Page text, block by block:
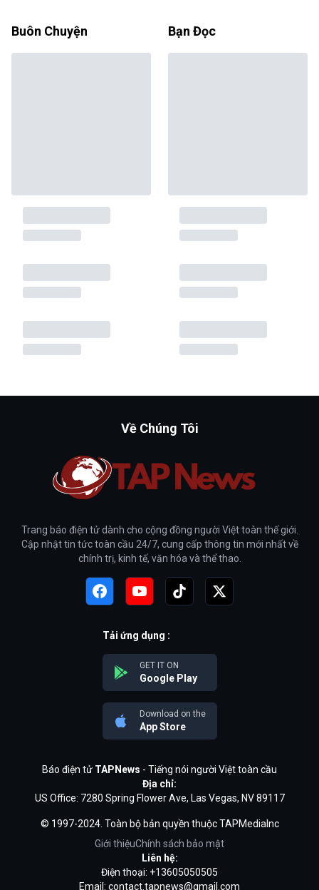
Buôn Chuyện Bạn Đọc
Về Chúng Tôi
Trang báo điện tử dành cho cộng đồng người Việt toàn thế giới.
Cập nhật tin tức toàn cầu 24/7, cung cấp thông tin mới nhất về
chính trị, kinh tế, văn hóa và thể thao.
Tải ứng dụng :
GET IT ON
Google Play
Download on the
App Store
Báo điện tử TAPNews - Tiếng nói người Việt toàn cầu
Địa chỉ:
US Office: 7280 Spring Flower Ave, Las Vegas, NV 89117
© 1997-2024. Toàn bộ bản quyền thuộc TAPMediaInc
Giới thiệuChính sách bảo mật
Liên hệ:
Điện thoại: +13605050505
Email: contact.tapnews@gmail.com